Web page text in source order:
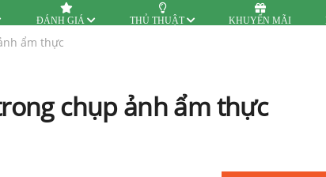
ĐÁNH GIÁ THỦ THUẬT KHUYẾN MÃI
ẩm thực
chụp ảnh ẩm thực